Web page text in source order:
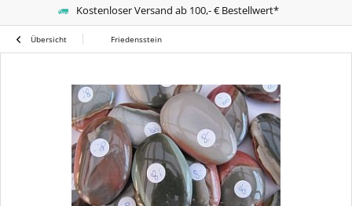
Kostenloser Versand ab 100,- € Bestellwert*
Übersicht Friedensstein